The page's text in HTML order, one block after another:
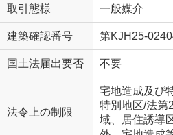
取引態様 一般媒介
建築確認番号 第KJH25-
国土法届出要否 不要
法令上の制限
宅地造成及び
特別地区/法
域、居住誘導